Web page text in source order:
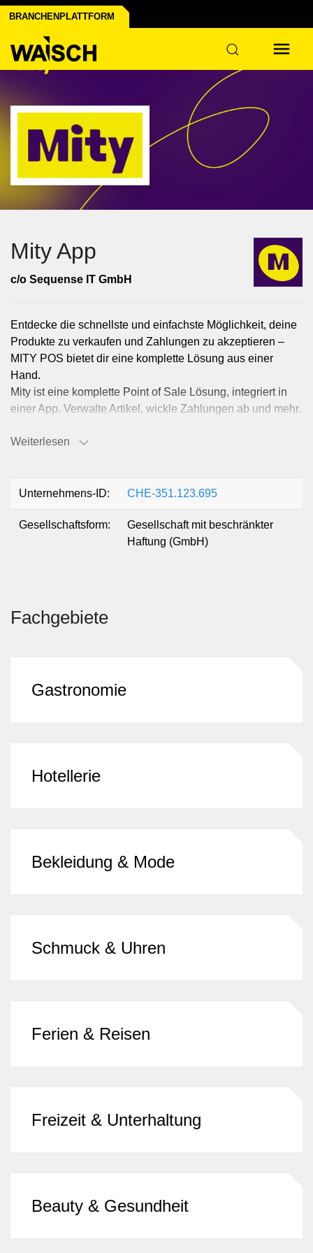
BRANCHENPLATTFORM
Mity App
c/o Sequense IT GmbH
Entdecke die schnellste und einfachste Möglichkeit, deine
Produkte zu verkaufen und Zahlungen zu akzeptieren –
MITY POS bietet dir eine komplette Lösung aus einer
Hand.
Mity ist eine komplette Point of Sale Lösung, integriert in
einer App. Verwalte Artikel, wickle Zahlungen ab und mehr.
demnächst verfügbar sein.
Weiterlesen
Unternehmens-ID: CHE-351.123.695
Gesellschaftsform:
Gesellschaft mit beschränkter
Haftung (GmbH)
Fachgebiete
Gastronomie
Hotellerie
Bekleidung & Mode
Schmuck & Uhren
Ferien & Reisen
Freizeit & Unterhaltung
Beauty & Gesundheit